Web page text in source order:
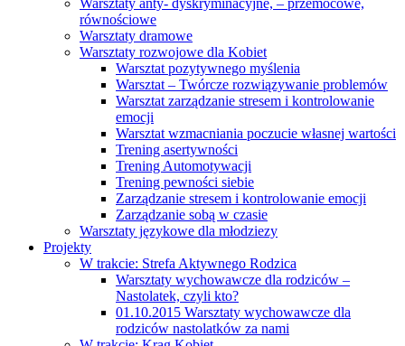
równościowe
Warsztaty dramowe
Warsztaty rozwojowe dla Kobiet
Warsztat pozytywnego myślenia
Warsztat – Twórcze rozwiązywanie problemów
Warsztat zarządzanie stresem i kontrolowanie
emocji
Warsztat wzmacniania poczucie własnej wartości
Trening asertywności
Trening Automotywacji
Trening pewności siebie
Zarządzanie stresem i kontrolowanie emocji
Zarządzanie sobą w czasie
Warsztaty językowe dla młodziezy
Projekty
W trakcie: Strefa Aktywnego Rodzica
Warsztaty wychowawcze dla rodziców –
Nastolatek, czyli kto?
01.10.2015 Warsztaty wychowawcze dla
rodziców nastolatków za nami